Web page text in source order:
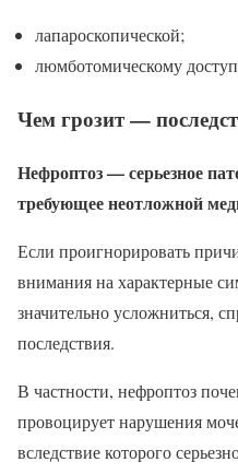
лапароскопической;
люмботомическому
Чем грозит —
Нефроптоз — серьезное
требующее неотложной
Если проигнорировать
внимания на характерные
значительно усложниться,
последствия.
В частности, нефроптоз
провоцирует нарушения
вследствие которого